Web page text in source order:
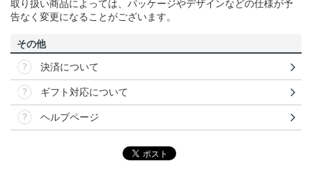
取り扱い商品によっては、パッケージやデザインなどの仕様が予
告なく変更になることがございます。
その他
決済について
ギフト対応について
ヘルプページ